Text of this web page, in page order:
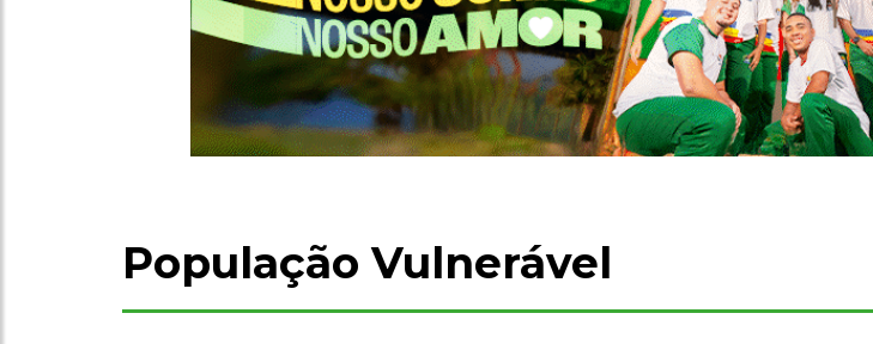
População Vulnerável